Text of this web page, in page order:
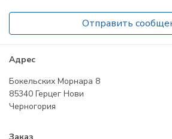
Адрес
Бокельских Морнара 8
85340 Герцег Нови
Черногория